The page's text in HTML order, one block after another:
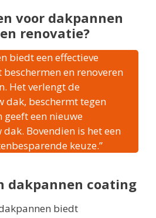
voor dakpannen
renovatie?
biedt een effectieve
en renoveren
Het verlengt de
dak, beschermt tegen
geeft een nieuwe
Bovendien is het een
keuze.”
dakpannen coating
biedt